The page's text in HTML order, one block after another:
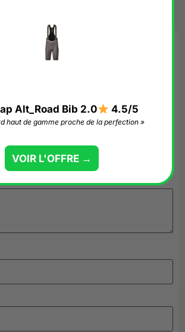
à laisser votre avis sur
Alt_Road Bib 2.0”
sont indiqués avec
Alt_Road Bib 2.0 4.5/5
haut de gamme proche de la perfection »
VOIR L'OFFRE →